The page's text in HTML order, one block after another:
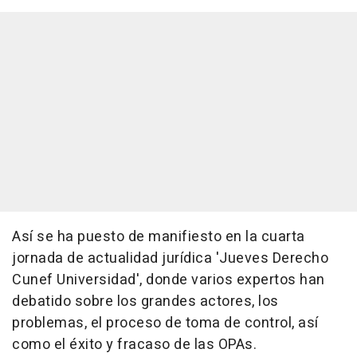
Así se ha puesto de manifiesto en la cuarta
jornada de actualidad jurídica 'Jueves Derecho
Cunef Universidad', donde varios expertos han
debatido sobre los grandes actores, los
problemas, el proceso de toma de control, así
como el éxito y fracaso de las OPAs.